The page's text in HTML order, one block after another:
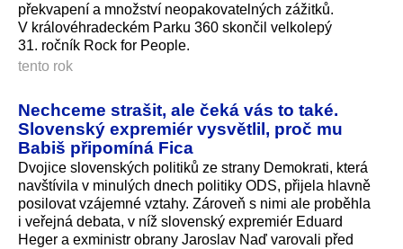
překvapení a množství neopakovatelných zážitků.
V královéhradeckém Parku 360 skončil velkolepý
31. ročník Rock for People.
tento rok
Nechceme strašit, ale čeká vás to také.
Slovenský expremiér vysvětlil, proč mu
Babiš připomíná Fica
Dvojice slovenských politiků ze strany Demokrati, která
navštívila v minulých dnech politiky ODS, přijela hlavně
posilovat vzájemné vztahy. Zároveň s nimi ale proběhla
i veřejná debata, v níž slovenský expremiér Eduard
Heger a exministr obrany Jaroslav Naď varovali před